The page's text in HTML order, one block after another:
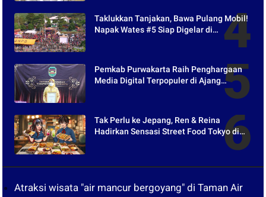
Taklukkan Tanjakan, Bawa Pulang Mobil!
Napak Wates #5 Siap Digelar di
Pemkab Purwakarta Raih Penghargaan
Media Digital Terpopuler di Ajang
Tak Perlu ke Jepang, Ren & Reina
Hadirkan Sensasi Street Food Tokyo di
Atraksi wisata "air mancur bergoyang" di Taman Air